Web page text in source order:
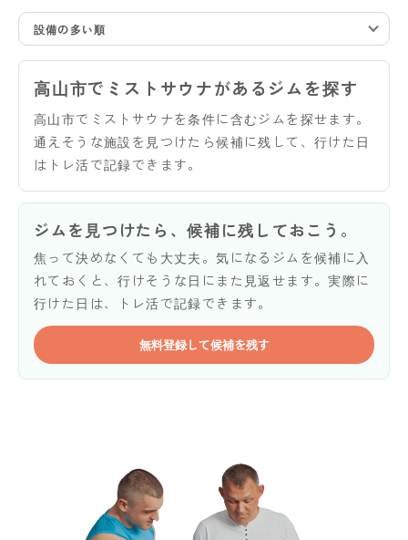
設備の多い順
高山市でミストサウナがあるジムを探す
高山市でミストサウナを条件に含むジムを探せます。
通えそうな施設を見つけたら候補に残して、行けた日
はトレ活で記録できます。
ジムを見つけたら、候補に残しておこう。
焦って決めなくても大丈夫。気になるジムを候補に入
れておくと、行けそうな日にまた見返せます。実際に
行けた日は、トレ活で記録できます。
無料登録して候補を残す